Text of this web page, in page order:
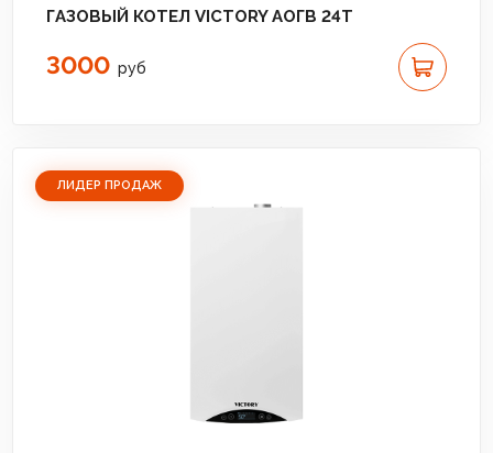
ГАЗОВЫЙ КОТЕЛ VICTORY АОГВ 24T
3000 руб
ЛИДЕР ПРОДАЖ